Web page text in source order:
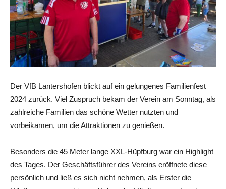
Der VfB Lantershofen blickt auf ein gelungenes Familienfest
2024 zurück. Viel Zuspruch bekam der Verein am Sonntag, als
zahlreiche Familien das schöne Wetter nutzten und
vorbeikamen, um die Attraktionen zu genießen.
Besonders die 45 Meter lange XXL-Hüpfburg war ein Highlight
des Tages. Der Geschäftsführer des Vereins eröffnete diese
persönlich und ließ es sich nicht nehmen, als Erster die